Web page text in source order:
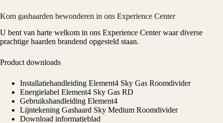
Kom gashaarden bewonderen in ons Experience Center
U bent van harte welkom in ons Experience Centerwaar diverse
prachtige haarden brandend opgesteld staan.
Product downloads
Installatiehandleiding Element4 Sky Gas Roomdivider
Energielabel Element4 Sky Gas RD
Gebruikshandleiding Element4
Lijntekening Gashaard Sky Medium Roomdivider
Download informatieblad